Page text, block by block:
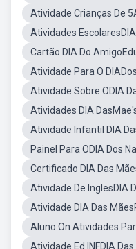
Atividade Crianças De
Atividades
Cartão DIA Do
Atividade Para O
Atividade Sobre ODIA
Atividades DIA
Atividade Infantil DIA
Painel Para ODIA Dos
Certificado DIA Das
Atividade De InglesDIA
Atividade DIA Das
Aluno On Atividades
Atividade Ed INFDIA